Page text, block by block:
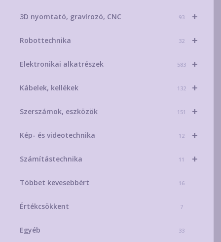
+
3D nyomtató, gravírozó, CNC 93
+
Robottechnika 32
+
Elektronikai alkatrészek 583
+
Kábelek, kellékek 132
+
Szerszámok, eszközök 151
+
Kép- és videotechnika 12
+
Számítástechnika 11
Többet kevesebbért 16
Értékcsökkent 7
Egyéb 33